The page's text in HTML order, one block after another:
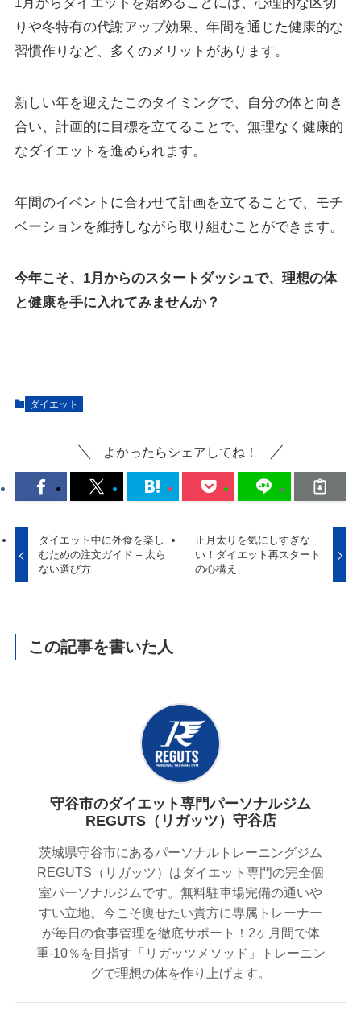
りや冬特有の代謝アップ効果、年間を通じた健康的な
習慣作りなど、多くのメリットがあります。
新しい年を迎えたこのタイミングで、自分の体と向き
合い、計画的に目標を立てることで、無理なく健康的
なダイエットを進められます。
年間のイベントに合わせて計画を立てることで、モチ
ベーションを維持しながら取り組むことができます。
今年こそ、1月からのスタートダッシュで、理想の体
と健康を手に入れてみませんか？
ダイエット
よかったらシェアしてね！
ダイエット中に外食を楽し
むための注文ガイド – 太ら
ない選び方
正月太りを気にしすぎな
い！ダイエット再スタート
の心構え
この記事を書いた人
守谷市のダイエット専門パーソナルジム
REGUTS（リガッツ）守谷店
茨城県守谷市にあるパーソナルトレーニングジム
REGUTS（リガッツ）はダイエット専門の完全個
室パーソナルジムです。無料駐車場完備の通いや
すい立地。今こそ痩せたい貴方に専属トレーナー
が毎日の食事管理を徹底サポート！2ヶ月間で体
重-10％を目指す「リガッツメソッド」トレーニン
グで理想の体を作り上げます。